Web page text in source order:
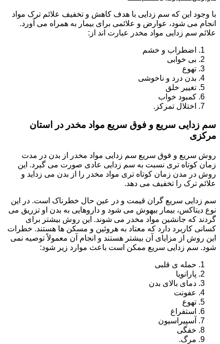
با وجود این که سم زدایی با هدف کاهش و تخفیف علائم ترک مواد
انجام می شود، عوارض و علائمی برای بیمار به همراه می آورد.
علائم سم زدایی مواد مخدر عبارت اند از:
اضطراب و خشم
بی خوابی
تهوع
بدن درد و ناخوشی
تغییر خلق
کمبود خواب
اختلال تمرکز.
سم زدایی سریع و فوق سریع مواد مخدر در استان
مرکزی
روش سریع و فوق سریع سم زدایی مواد مخدر از بدن در مدت
زمان کوتاه تری نسبت به سم زدایی عادی صورت می گیرد. این
روش در مدن زمان کوتاه تری مواد مخدر را از بدن می زداید و
علائم ترک را تخفیف می دهد.
سم زدایی سریع گران قیمت و در عین حال خطرناک است. در این
نوع دیتاکس، بیمار بیهوش می شود و داروهایی به بدن او تزریق می
گردند که جانشین مواد مخدر می شوند. این روش بیشتر برای
کسانی کاربرد دارد که معتاد به هروئین و مسکن ها هستند. خطرات
این روش از مزایای آن بیشتر هستند و انجام آن معمولاً توصیه نمی
شود. سم زدایی سریع ممکن است باعث موارد زیر شود:
حمله ی قلبی
پارانویا
دمای بالای بدن
عفونت
تهوع
استفراغ
آسپیراسیون
خفگی
مرگ.